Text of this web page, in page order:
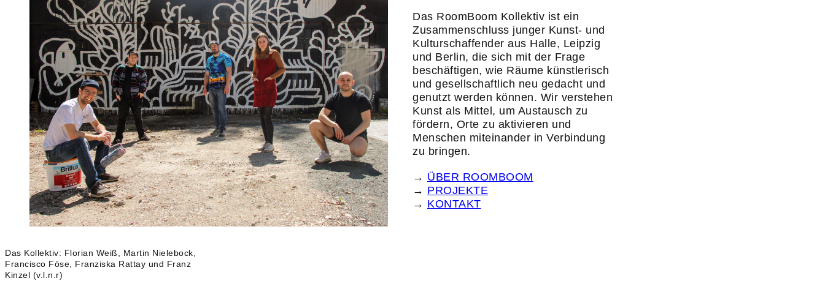
Das Kollektiv: Florian Weiß, Martin Nielebock,
Francisco Föse, Franziska Rattay und Franz
Kinzel (v.l.n.r)
Das RoomBoom Kollektiv ist ein
Zusammenschluss junger Kunst- und
Kulturschaffender aus Halle, Leipzig
und Berlin, die sich mit der Frage
beschäftigen, wie Räume künstlerisch
und gesellschaftlich neu gedacht und
genutzt werden können. Wir verstehen
Kunst als Mittel, um Austausch zu
fördern, Orte zu aktivieren und
Menschen miteinander in Verbindung
zu bringen.
→ ÜBER ROOMBOOM
→ PROJEKTE
→ KONTAKT